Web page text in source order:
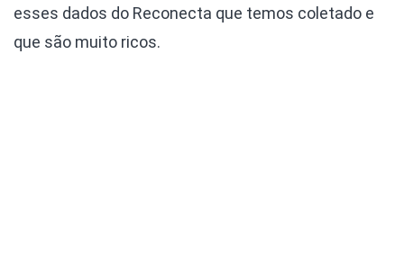
esses dados do Reconecta que temos coletado e
que são muito ricos.